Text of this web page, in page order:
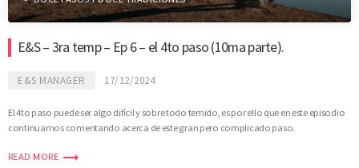
E&S – 3ra temp – Ep 6 – el 4to paso (10ma parte).
E&S MANAGER 17/12/2024
El 4to paso puede ser algo difícil y sobre todo temido, es por ello que en este episodio
continuamos comentando acerca de este gran pero complicado paso.
READ MORE trending_flat